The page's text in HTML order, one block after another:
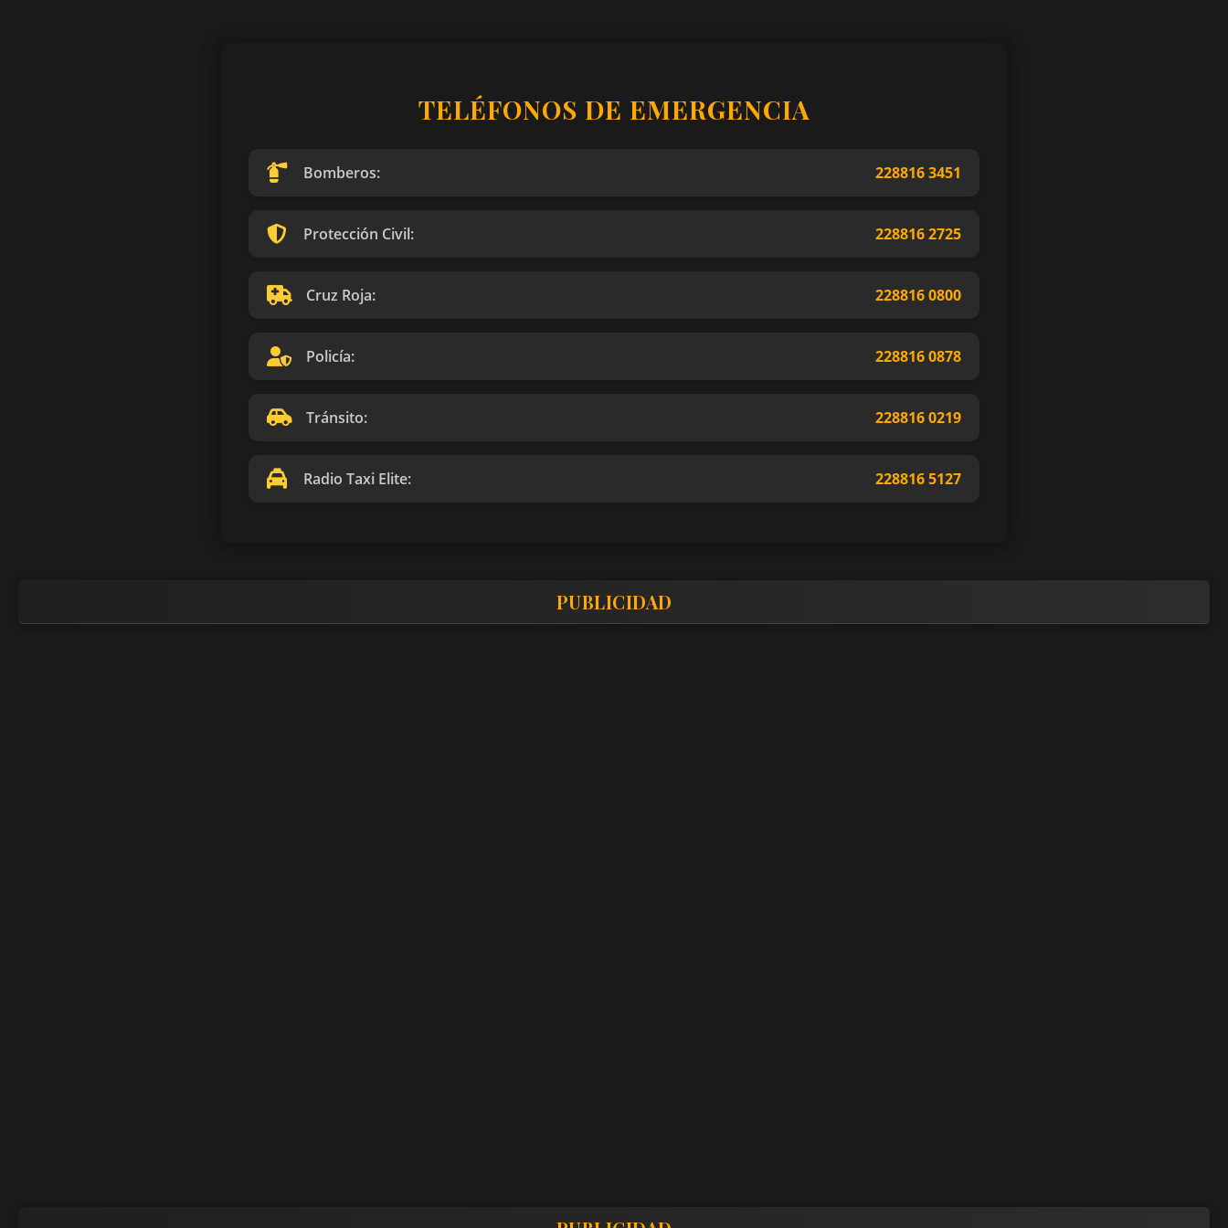
TELÉFONOS DE EMERGENCIA
Bomberos: 228816 3451
Protección Civil: 228816 2725
Cruz Roja: 228816 0800
Policía: 228816 0878
Tránsito: 228816 0219
Radio Taxi Elite: 228816 5127
PUBLICIDAD